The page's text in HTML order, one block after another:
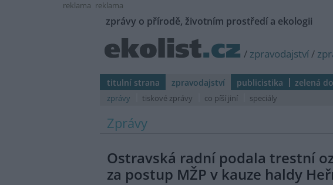
reklama reklama
zprávy o přírodě, životním prostředí a ekologii
/ zpravodajství/
titulní strana zpravodajství publicistika zelená
zprávy tiskové zprávy co píší jiní speciály
Zprávy
Ostravská radní podala trestní
za postup MŽP v kauze haldy